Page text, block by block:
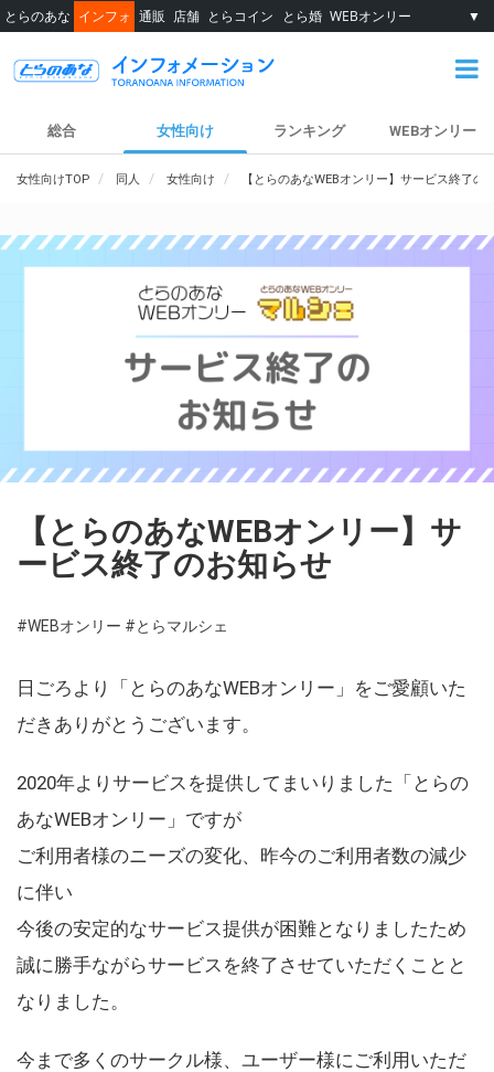
とらのあな インフォ 通販 店舗 とらコイン とら婚 WEBオンリー ▼
総合 女性向け ランキング WEBオンリー
女性向けTOP 同人 女性向け 【とらのあなWEBオンリー】サービス終了の
【とらのあなWEBオンリー】サ
ービス終了のお知らせ
#WEBオンリー #とらマルシェ
日ごろより「とらのあなWEBオンリー」をご愛顧いた
だきありがとうございます。
2020年よりサービスを提供してまいりました「とらの
あなWEBオンリー」ですが
ご利用者様のニーズの変化、昨今のご利用者数の減少
に伴い
今後の安定的なサービス提供が困難となりましたため
誠に勝手ながらサービスを終了させていただくことと
なりました。
今まで多くのサークル様、ユーザー様にご利用いただ